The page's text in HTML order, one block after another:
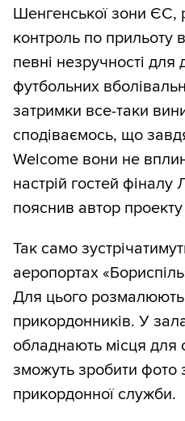
Шенгенської зони ЄС,
контроль по прильоту
певні незручності
футбольних
затримки все-таки
сподіваємось, що
Welcome вони не
настрій гостей фіналу
пояснив автор
Так само
аеропортах
Для цього
прикордонників. У
обладнають місця для
зможуть зробити фото
прикордонної служби.